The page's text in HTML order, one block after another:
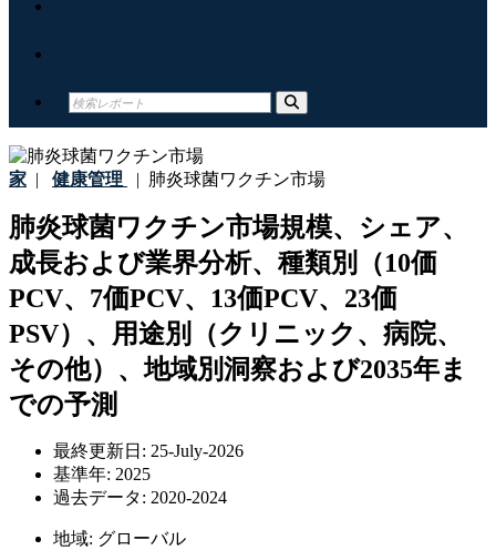
家 | 健康管理 | 肺炎球菌ワクチン市場
肺炎球菌ワクチン市場規模、シェア、
成長および業界分析、種類別（10価
PCV、7価PCV、13価PCV、23価
PSV）、用途別（クリニック、病院、
その他）、地域別洞察および2035年ま
での予測
最終更新日: 25-July-2026
基準年: 2025
過去データ: 2020-2024
地域: グローバル